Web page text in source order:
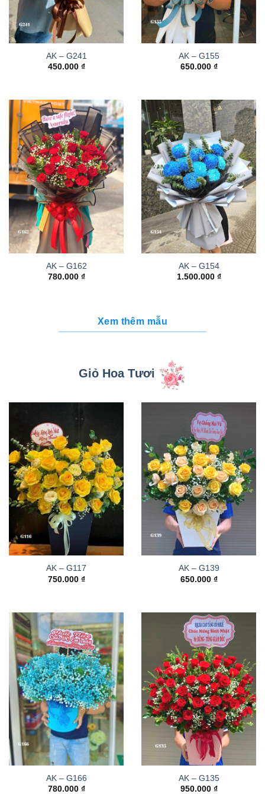
AK – G241
450.000 ₫
AK – G155
650.000 ₫
AK – G162
780.000 ₫
AK – G154
1.500.000 ₫
Xem thêm mẫu
Giỏ Hoa Tươi
AK – G117
750.000 ₫
AK – G139
650.000 ₫
AK – G166
780.000 ₫
AK – G135
950.000 ₫